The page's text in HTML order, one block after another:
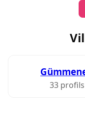
33 profils